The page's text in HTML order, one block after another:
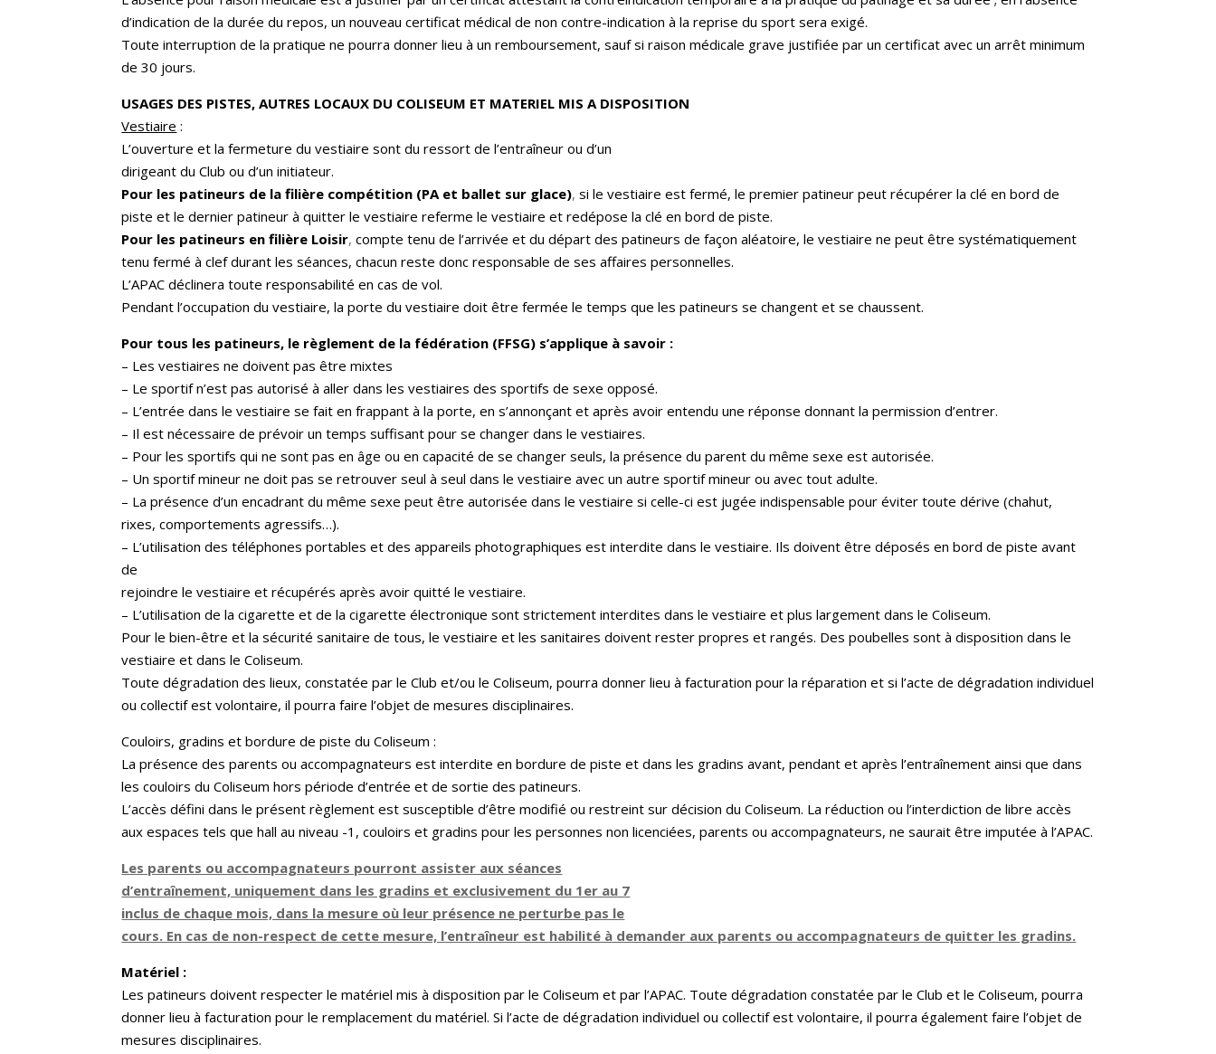
d’indication de la durée du repos, un nouveau certificat médical de non contre-indication à la reprise du sport sera exigé.
Toute interruption de la pratique ne pourra donner lieu à un remboursement, sauf si raison médicale grave justifiée par un certificat avec un arrêt minimum
de 30 jours.
USAGES DES PISTES, AUTRES LOCAUX DU COLISEUM ET MATERIEL MIS A DISPOSITION
Vestiaire :
L’ouverture et la fermeture du vestiaire sont du ressort de l’entraîneur ou d’un
dirigeant du Club ou d’un initiateur.
Pour les patineurs de la filière compétition (PA et ballet sur glace),si le vestiaire est fermé, le premier patineur peut récupérer la clé en bord de
piste et le dernier patineur à quitter le vestiaire referme le vestiaire et redépose la clé en bord de piste.
Pour les patineurs en filière Loisir,compte tenu de l’arrivée et du départ des patineurs de façon aléatoire, le vestiaire ne peut être systématiquement
tenu fermé à clef durant les séances, chacun reste donc responsable de ses affaires personnelles.
L’APAC déclinera toute responsabilité en cas de vol.
Pendant l’occupation du vestiaire, la porte du vestiaire doit être fermée le temps que les patineurs se changent et se chaussent.
Pour tous les patineurs, le règlement de la fédération (FFSG) s’applique à savoir :
– Les vestiaires ne doivent pas être mixtes
– Le sportif n’est pas autorisé à aller dans les vestiaires des sportifs de sexe opposé.
– L’entrée dans le vestiaire se fait en frappant à la porte, en s’annonçant et après avoir entendu une réponse donnant la permission d’entrer.
– Il est nécessaire de prévoir un temps suffisant pour se changer dans le vestiaires.
– Pour les sportifs qui ne sont pas en âge ou en capacité de se changer seuls, la présence du parent du même sexe est autorisée.
– Un sportif mineur ne doit pas se retrouver seul à seul dans le vestiaire avec un autre sportif mineur ou avec tout adulte.
– La présence d’un encadrant du même sexe peut être autorisée dans le vestiaire si celle-ci est jugée indispensable pour éviter toute dérive (chahut,
rixes, comportements agressifs…).
– L’utilisation des téléphones portables et des appareils photographiques est interdite dans le vestiaire. Ils doivent être déposés en bord de piste avant
de
rejoindre le vestiaire et récupérés après avoir quitté le vestiaire.
– L’utilisation de la cigarette et de la cigarette électronique sont strictement interdites dans le vestiaire et plus largement dans le Coliseum.
Pour le bien-être et la sécurité sanitaire de tous, le vestiaire et les sanitaires doivent rester propres et rangés. Des poubelles sont à disposition dans le
vestiaire et dans le Coliseum.
Toute dégradation des lieux, constatée par le Club et/ou le Coliseum, pourra donner lieu à facturation pour la réparation et si l’acte de dégradation individuel
ou collectif est volontaire, il pourra faire l’objet de mesures disciplinaires.
Couloirs, gradins et bordure de piste du Coliseum :
La présence des parents ou accompagnateurs est interdite en bordure de piste et dans les gradins avant, pendant et après l’entraînement ainsi que dans
les couloirs du Coliseum hors période d’entrée et de sortie des patineurs.
L’accès défini dans le présent règlement est susceptible d’être modifié ou restreint sur décision du Coliseum. La réduction ou l’interdiction de libre accès
aux espaces tels que hall au niveau -1, couloirs et gradins pour les personnes non licenciées, parents ou accompagnateurs, ne saurait être imputée à l’APAC.
Les parents ou accompagnateurs pourront assister aux séances
d’entraînement, uniquement dans les gradins et exclusivement du 1er au 7
inclus de chaque mois, dans la mesure où leur présence ne perturbe pas le
cours. En cas de non-respect de cette mesure, l’entraîneur est habilité à demander aux parents ou accompagnateurs de quitter les gradins.
Matériel :
Les patineurs doivent respecter le matériel mis à disposition par le Coliseum et par l’APAC. Toute dégradation constatée par le Club et le Coliseum, pourra
donner lieu à facturation pour le remplacement du matériel. Si l’acte de dégradation individuel ou collectif est volontaire, il pourra également faire l’objet de
mesures disciplinaires.